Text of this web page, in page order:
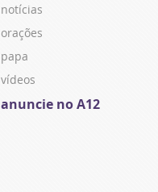
notícias
orações
papa
vídeos
anuncie no A12